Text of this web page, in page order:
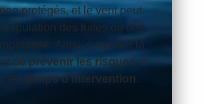
protégés, et le vent peut
des tuiles ou des
Ainsi, surveiller la
de prévenir les risques et
les temps d'intervention .